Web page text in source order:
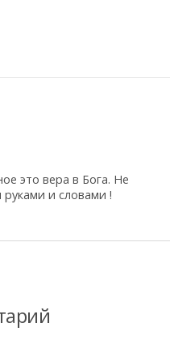
это вера в Бога. Не
и словами !